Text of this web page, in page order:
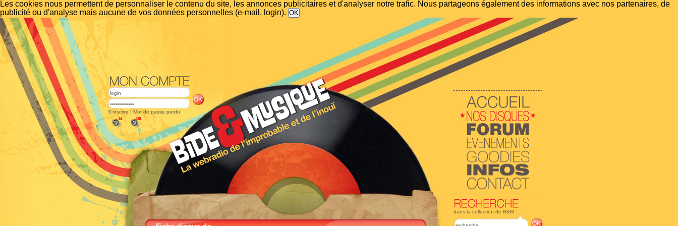
Les cookies nous permettent de personnaliser le contenu du site, les annonces publicitaires et d'analyser notre trafic. Nous partageons également des informations avec nos partenaires, de
publicité ou d'analyse mais aucune de vos données personnelles (e-mail, login).
dans la collection de B&M
S'inscrire | Mot de passe perdu